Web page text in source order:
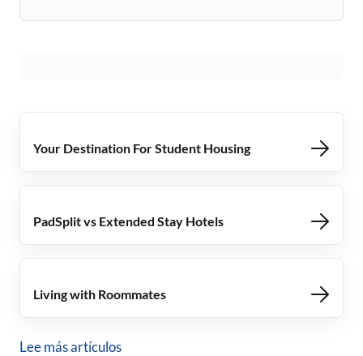
Your Destination For Student Housing
PadSplit vs Extended Stay Hotels
Living with Roommates
Lee más artículos